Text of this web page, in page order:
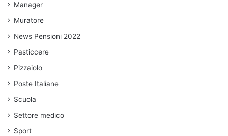
Manager
Muratore
News Pensioni 2022
Pasticcere
Pizzaiolo
Poste Italiane
Scuola
Settore medico
Sport